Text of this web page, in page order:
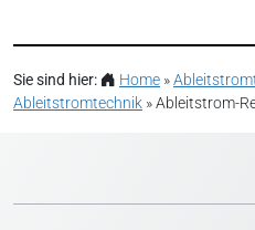
Sie sind hier: Home »
Ableitstromtechnik »Ableitstrom-